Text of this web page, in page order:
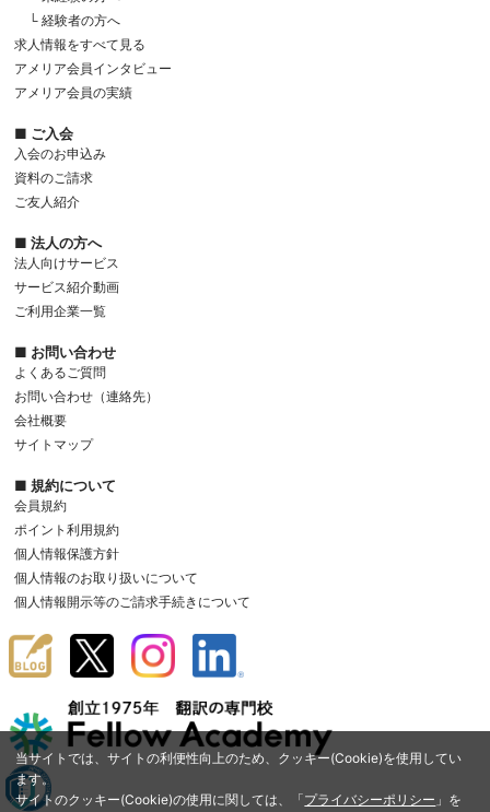
当サイトでは、サイトの利便性向上のため、クッキー(Cookie)を使用してい
ます。
サイトのクッキー(Cookie)の使用に関しては、「プライバシーポリシー 」を
└ 経験者の方へ
求人情報をすべて見る
アメリア会員インタビュー
アメリア会員の実績
■ ご入会
入会のお申込み
資料のご請求
ご友人紹介
■ 法人の方へ
法人向けサービス
サービス紹介動画
ご利用企業一覧
■ お問い合わせ
よくあるご質問
お問い合わせ（連絡先）
会社概要
サイトマップ
■ 規約について
会員規約
ポイント利用規約
個人情報保護方針
個人情報のお取り扱いについて
個人情報開示等のご請求手続きについて